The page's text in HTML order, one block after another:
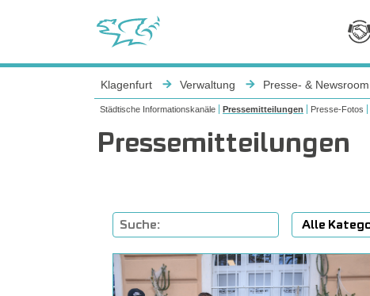
Klagenfurt Verwaltung Presse- & Newsroom
Städtische Informationskanäle Pressemitteilungen Presse-Fotos
Pressemitteilungen